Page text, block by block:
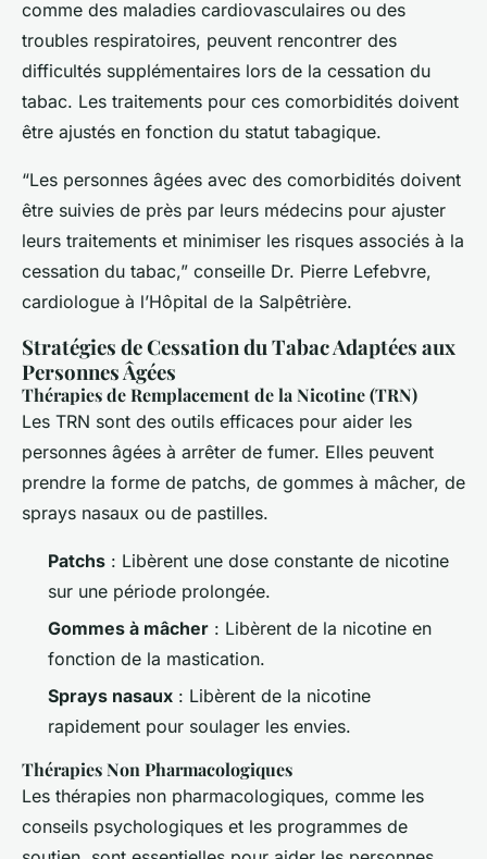
comme des maladies cardiovasculaires ou des
troubles respiratoires, peuvent rencontrer des
difficultés supplémentaires lors de la cessation du
tabac. Les traitements pour ces comorbidités doivent
être ajustés en fonction du statut tabagique.
“Les personnes âgées avec des comorbidités doivent
être suivies de près par leurs médecins pour ajuster
leurs traitements et minimiser les risques associés à la
cessation du tabac,” conseille Dr. Pierre Lefebvre,
cardiologue à l’Hôpital de la Salpêtrière.
Stratégies de Cessation du Tabac Adaptées aux
Personnes Âgées
Thérapies de Remplacement de la Nicotine (TRN)
Les TRN sont des outils efficaces pour aider les
personnes âgées à arrêter de fumer. Elles peuvent
prendre la forme de patchs, de gommes à mâcher, de
sprays nasaux ou de pastilles.
Patchs : Libèrent une dose constante de nicotine
sur une période prolongée.
Gommes à mâcher : Libèrent de la nicotine en
fonction de la mastication.
Sprays nasaux : Libèrent de la nicotine
rapidement pour soulager les envies.
Thérapies Non Pharmacologiques
Les thérapies non pharmacologiques, comme les
conseils psychologiques et les programmes de